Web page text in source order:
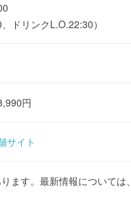
、ドリンクL.O.22:30）
円
サイト
ます。最新情報については